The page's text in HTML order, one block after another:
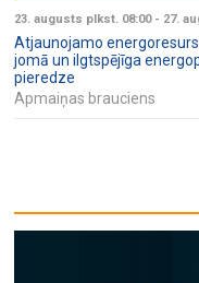
23. augusts plkst. 08:00- 27.
Atjaunojamo
jomā un ilgtspējīga
pieredze
Apmaiņas brauciens